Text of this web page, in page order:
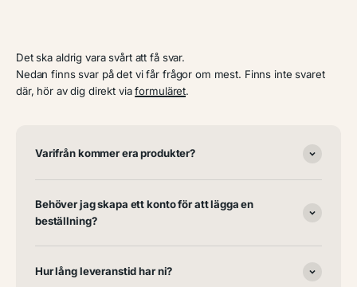
Det ska aldrig vara svårt att få svar.
Nedan finns svar på det vi får frågor om mest. Finns inte svaret
där, hör av dig direkt viaformuläret.
Varifrån kommer era produkter?
Behöver jag skapa ett konto för att lägga en
beställning?
Hur lång leveranstid har ni?